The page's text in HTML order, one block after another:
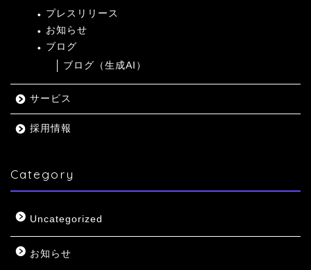
プレスリリース
お知らせ
ブログ
ブログ（生成AI）
サービス
採用情報
Category
Uncategorized
お知らせ